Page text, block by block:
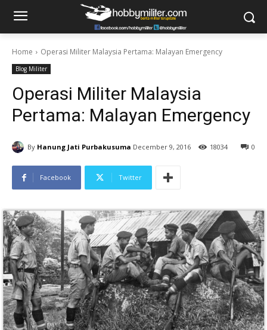
Home Operasi Militer Malaysia Pertama: Malayan Emergency
Blog Militer
Operasi Militer Malaysia
Pertama: Malayan Emergency
By Hanung Jati Purbakusuma December 9, 2016 0
18034
Facebook Twitter